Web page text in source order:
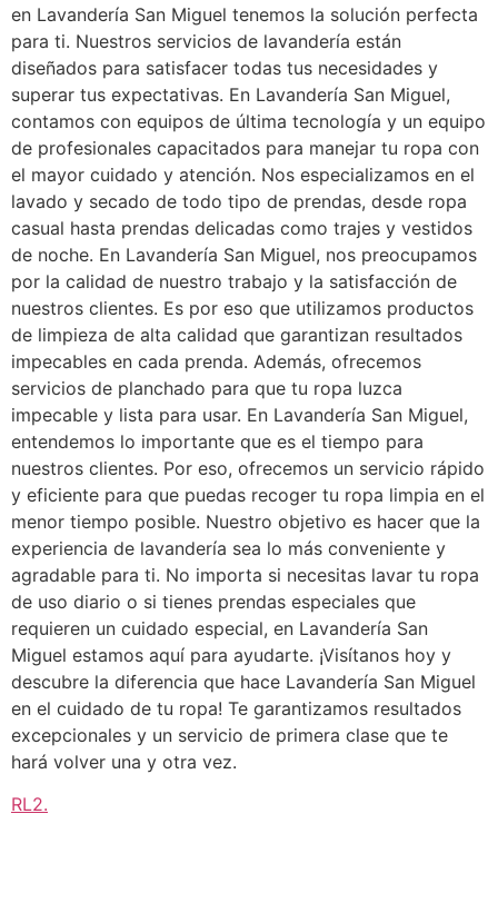
en Lavandería San Miguel tenemos la solución perfecta
para ti. Nuestros servicios de lavandería están
diseñados para satisfacer todas tus necesidades y
superar tus expectativas. En Lavandería San Miguel,
contamos con equipos de última tecnología y un equipo
de profesionales capacitados para manejar tu ropa con
el mayor cuidado y atención. Nos especializamos en el
lavado y secado de todo tipo de prendas, desde ropa
casual hasta prendas delicadas como trajes y vestidos
de noche. En Lavandería San Miguel, nos preocupamos
por la calidad de nuestro trabajo y la satisfacción de
nuestros clientes. Es por eso que utilizamos productos
de limpieza de alta calidad que garantizan resultados
impecables en cada prenda. Además, ofrecemos
servicios de planchado para que tu ropa luzca
impecable y lista para usar. En Lavandería San Miguel,
entendemos lo importante que es el tiempo para
nuestros clientes. Por eso, ofrecemos un servicio rápido
y eficiente para que puedas recoger tu ropa limpia en el
menor tiempo posible. Nuestro objetivo es hacer que la
experiencia de lavandería sea lo más conveniente y
agradable para ti. No importa si necesitas lavar tu ropa
de uso diario o si tienes prendas especiales que
requieren un cuidado especial, en Lavandería San
Miguel estamos aquí para ayudarte. ¡Visítanos hoy y
descubre la diferencia que hace Lavandería San Miguel
en el cuidado de tu ropa! Te garantizamos resultados
excepcionales y un servicio de primera clase que te
hará volver una y otra vez.
RL2.